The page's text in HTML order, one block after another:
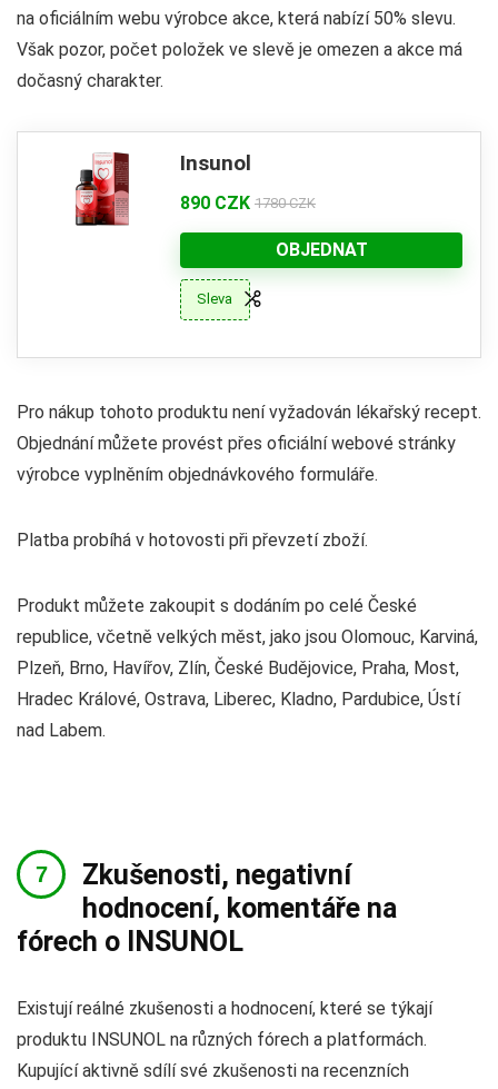
na oficiálním webu výrobce akce, která nabízí 50% slevu.
Však pozor, počet položek ve slevě je omezen a akce má
dočasný charakter.
Insunol
890 CZK 1780 CZK
OBJEDNAT
Sleva
Pro nákup tohoto produktu není vyžadován lékařský recept.
Objednání můžete provést přes oficiální webové stránky
výrobce vyplněním objednávkového formuláře.
Platba probíhá v hotovosti při převzetí zboží.
Produkt můžete zakoupit s dodáním po celé České
republice, včetně velkých měst, jako jsou Olomouc, Karviná,
Plzeň, Brno, Havířov, Zlín, České Budějovice, Praha, Most,
Hradec Králové, Ostrava, Liberec, Kladno, Pardubice, Ústí
nad Labem.
Zkušenosti, negativní
hodnocení, komentáře na
fórech o INSUNOL
Existují reálné zkušenosti a hodnocení, které se týkají
produktu INSUNOL na různých fórech a platformách.
Kupující aktivně sdílí své zkušenosti na recenzních